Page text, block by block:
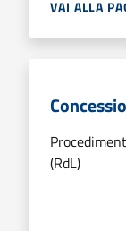
VAI ALLA
(RdL)